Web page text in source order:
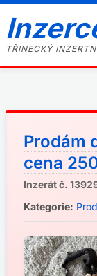
TŘINECKÝ
Prodám
cena
Inzerát č.
Kategorie: